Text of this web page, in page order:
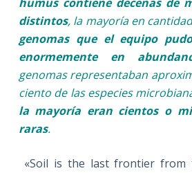
distintos, la mayoría en
genomas que el equipo
enormemente en
genomas representaban
ciento de las especies
la mayoría eran cientos o
raras.
«Soil is the last frontier from